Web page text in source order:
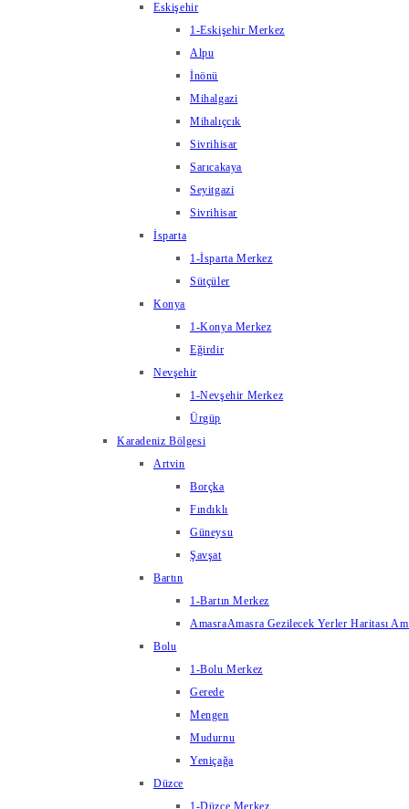
Eskişehir
1-Eskişehir Merkez
Alpu
İnönü
Mihalgazi
Mihalıçcık
Sivrihisar
Sarıcakaya
Seyitgazi
Sivrihisar
İsparta
1-İsparta Merkez
Sütçüler
Konya
1-Konya Merkez
Eğirdir
Nevşehir
1-Nevşehir Merkez
Ürgüp
Karadeniz Bölgesi
Artvin
Borçka
Fındıklı
Güneysu
Şavşat
Bartın
1-Bartın Merkez
AmasraAmasra Gezilecek Yerler Haritası
Bolu
1-Bolu Merkez
Gerede
Mengen
Mudurnu
Yeniçağa
Düzce
1-Düzce Merkez